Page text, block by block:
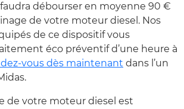
débourser en moyenne 90 €
de votre moteur diesel. Nos
de ce dispositif vous
éco préventif d’une heure à
vous dès maintenant dans l’un
de votre moteur diesel est